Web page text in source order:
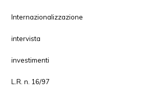
Internazionalizzazione
intervista
investimenti
L.R. n. 16/97